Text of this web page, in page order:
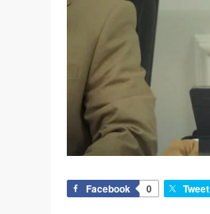
Facebook 0 Tweet